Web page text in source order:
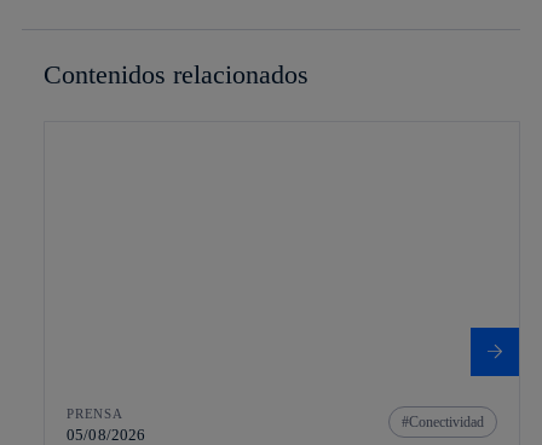
Contenidos relacionados
PRENSA
05/08/2026
Conectividad